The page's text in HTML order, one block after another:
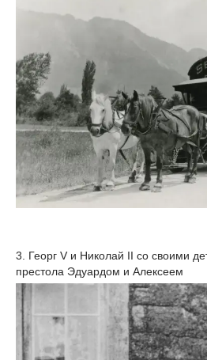
3. Георг V и Николай II со своими
престола Эдуардом и Алексеем